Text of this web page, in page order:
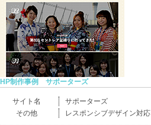
HP制作事例 サポーターズ
サイト名
サポーターズ
その他
レスポンシブデザイン対応